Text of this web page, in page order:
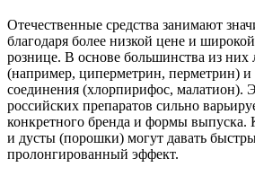
Отечественные средства занимают
благодаря более низкой цене и
рознице. В основе большинства из них
(например, циперметрин, перметрин) и
соединения (хлорпирифос, малатион).
российских препаратов сильно
конкретного бренда и формы выпуска.
и дусты (порошки) могут давать
пролонгированный эффект.